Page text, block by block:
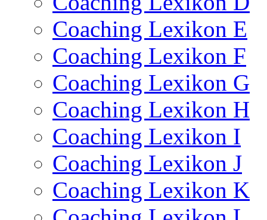
Coaching Lexikon E
Coaching Lexikon F
Coaching Lexikon G
Coaching Lexikon H
Coaching Lexikon I
Coaching Lexikon J
Coaching Lexikon K